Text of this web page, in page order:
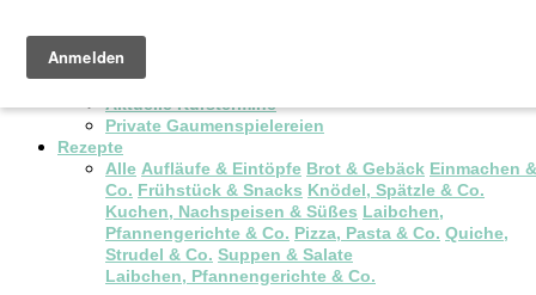
Pop-up Brunch
Kochkurse & Workshops
Aktuelle Kurstermine
Private Gaumenspielereien
Rezepte
Alle Aufläufe & Eintöpfe Brot & Gebäck Einmachen &
Co. Frühstück & Snacks Knödel, Spätzle & Co.
Kuchen, Nachspeisen & Süßes Laibchen,
Pfannengerichte & Co. Pizza, Pasta & Co. Quiche,
Strudel & Co. Suppen & Salate
Laibchen, Pfannengerichte & Co.